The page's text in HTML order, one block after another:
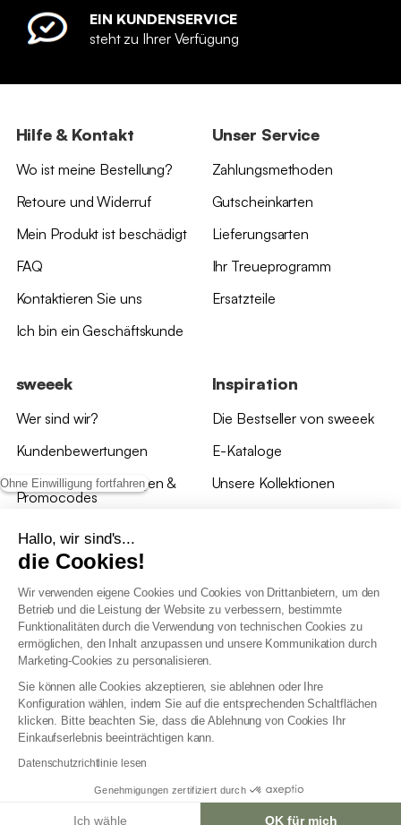
Ohne Einwilligung fortfahren
Hallo, wir sind's...
die Cookies!
Wir verwenden eigene Cookies und Cookies von Drittanbietern, um den
Betrieb und die Leistung der Website zu verbessern, bestimmte
Funktionalitäten durch die Verwendung von technischen Cookies zu
ermöglichen, den Inhalt anzupassen und unsere Kommunikation durch
Marketing-Cookies zu personalisieren.
Sie können alle Cookies akzeptieren, sie ablehnen oder Ihre
Konfiguration wählen, indem Sie auf die entsprechenden Schaltflächen
klicken. Bitte beachten Sie, dass die Ablehnung von Cookies Ihr
Einkaufserlebnis beeinträchtigen kann.
Datenschutzrichtlinie lesen
Genehmigungen zertifiziert durch
Ich wähle OK für mich
EIN KUNDENSERVICE
steht zu Ihrer Verfügung
Hilfe & Kontakt
Wo ist meine Bestellung?
Retoure und Widerruf
Mein Produkt ist beschädigt
FAQ
Kontaktieren Sie uns
Ich bin ein Geschäftskunde
Unser Service
Zahlungsmethoden
Gutscheinkarten
Lieferungsarten
Ihr Treueprogramm
Ersatzteile
sweeek
Wer sind wir?
Kundenbewertungen
*Angebotsbedingungen &
Promocodes
Bewertungen von sweeek
Unsere Geschäfte
Inspiration
Die Bestseller von sweeek
E-Kataloge
Unsere Kollektionen
AGB Treueprogramm
Datenschutzrichtlinien
Allgemeine Geschäftsbedingungen für Geschäftskunden
Erklärung zur Barrierefreiheit